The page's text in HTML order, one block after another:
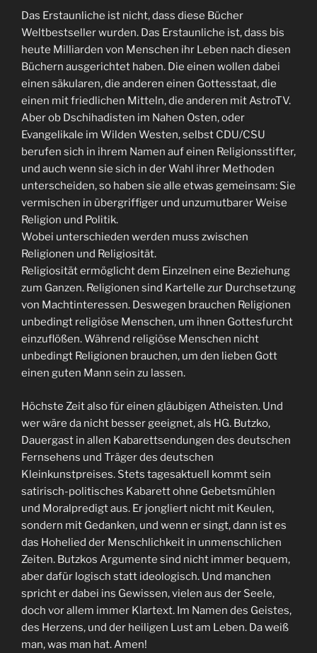
Das Erstaunliche ist nicht, dass diese Bücher
Weltbestseller wurden. Das Erstaunliche ist, dass bis
heute Milliarden von Menschen ihr Leben nach diesen
Büchern ausgerichtet haben. Die einen wollen dabei
einen säkularen, die anderen einen Gottesstaat, die
einen mit friedlichen Mitteln, die anderen mit AstroTV.
Aber ob Dschihadisten im Nahen Osten, oder
Evangelikale im Wilden Westen, selbst CDU/CSU
berufen sich in ihrem Namen auf einen Religionsstifter,
und auch wenn sie sich in der Wahl ihrer Methoden
unterscheiden, so haben sie alle etwas gemeinsam: Sie
vermischen in übergriffiger und unzumutbarer Weise
Religion und Politik.
Wobei unterschieden werden muss zwischen
Religionen und Religiosität.
Religiosität ermöglicht dem Einzelnen eine Beziehung
zum Ganzen. Religionen sind Kartelle zur Durchsetzung
von Machtinteressen. Deswegen brauchen Religionen
unbedingt religiöse Menschen, um ihnen Gottesfurcht
einzuflößen. Während religiöse Menschen nicht
unbedingt Religionen brauchen, um den lieben Gott
einen guten Mann sein zu lassen.
Höchste Zeit also für einen gläubigen Atheisten. Und
wer wäre da nicht besser geeignet, als HG. Butzko,
Dauergast in allen Kabarettsendungen des deutschen
Fernsehens und Träger des deutschen
Kleinkunstpreises. Stets tagesaktuell kommt sein
satirisch-politisches Kabarett ohne Gebetsmühlen
und Moralpredigt aus. Er jongliert nicht mit Keulen,
sondern mit Gedanken, und wenn er singt, dann ist es
das Hohelied der Menschlichkeit in unmenschlichen
Zeiten. Butzkos Argumente sind nicht immer bequem,
aber dafür logisch statt ideologisch. Und manchen
spricht er dabei ins Gewissen, vielen aus der Seele,
doch vor allem immer Klartext. Im Namen des Geistes,
des Herzens, und der heiligen Lust am Leben. Da weiß
man, was man hat. Amen!